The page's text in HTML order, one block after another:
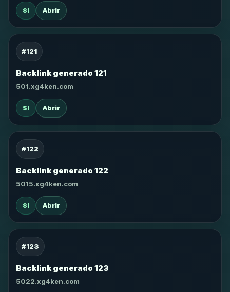
SI Abrir
#121
Backlink generado 121
501.xg4ken.com
SI Abrir
#122
Backlink generado 122
5015.xg4ken.com
SI Abrir
#123
Backlink generado 123
5022.xg4ken.com